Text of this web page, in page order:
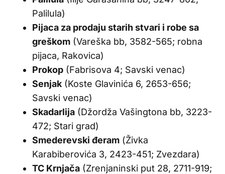
Palilula)
Pijaca za prodaju starih stvari i robe sa
greškom (Vareška bb, 3582-565; robna
pijaca, Rakovica)
Prokop (Fabrisova 4; Savski venac)
Senjak (Koste Glavinića 6, 2653-656;
Savski venac)
Skadarlija (Džordža Vašingtona bb, 3223-
472; Stari grad)
Smederevski đeram (Živka
Karabiberovića 3, 2423-451; Zvezdara)
TC Krnjača (Zrenjaninski put 28, 2711-919;